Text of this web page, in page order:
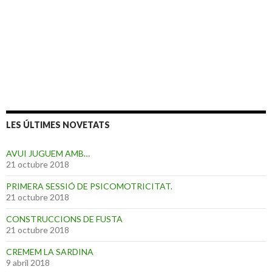
LES ÚLTIMES NOVETATS
AVUI JUGUEM AMB…
21 octubre 2018
PRIMERA SESSIÓ DE PSICOMOTRICITAT.
21 octubre 2018
CONSTRUCCIONS DE FUSTA
21 octubre 2018
CREMEM LA SARDINA
9 abril 2018